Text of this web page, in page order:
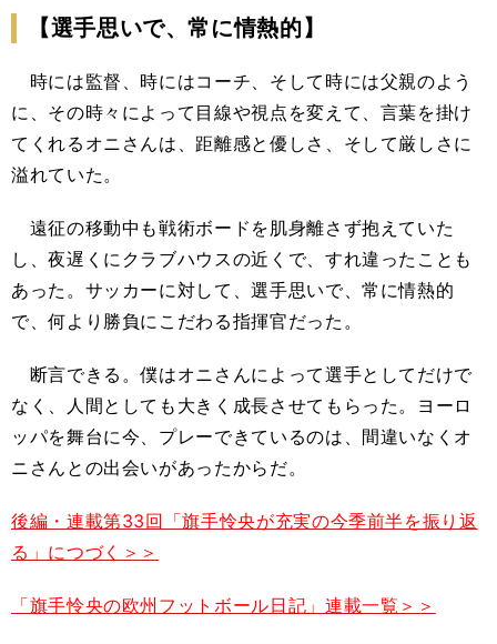
【選手思いで、常に情熱的】
時には監督、時にはコーチ、そして時には父親のよう
に、その時々によって目線や視点を変えて、言葉を掛け
てくれるオニさんは、距離感と優しさ、そして厳しさに
溢れていた。
遠征の移動中も戦術ボードを肌身離さず抱えていた
し、夜遅くにクラブハウスの近くで、すれ違ったことも
あった。サッカーに対して、選手思いで、常に情熱的
で、何より勝負にこだわる指揮官だった。
断言できる。僕はオニさんによって選手としてだけで
なく、人間としても大きく成長させてもらった。ヨーロ
ッパを舞台に今、プレーできているのは、間違いなくオ
ニさんとの出会いがあったからだ。
後編・連載第33回「旗手怜央が充実の今季前半を振り返
る」につづく＞＞
「旗手怜央の欧州フットボール日記」連載一覧＞＞